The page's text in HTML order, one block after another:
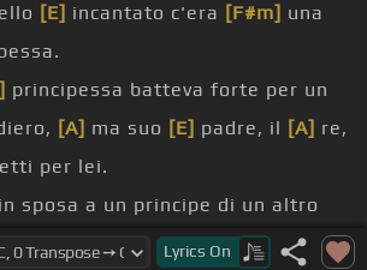
[E] incantato c'era [F#m] una
principessa batteva forte per un
[A] ma suo [E] padre, il [A] re,
per lei.
sposa a un principe di un altro
il
[F#m]
suo regno e
Lyrics On